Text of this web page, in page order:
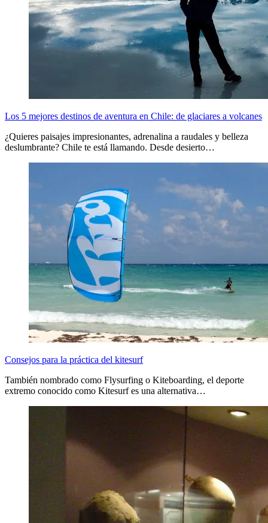
Los 5 mejores destinos de aventura en Chile: de glaciares a volcanes
¿Quieres paisajes impresionantes, adrenalina a raudales y belleza
deslumbrante? Chile te está llamando. Desde desierto…
Consejos para la práctica del kitesurf
También nombrado como Flysurfing o Kiteboarding, el deporte
extremo conocido como Kitesurf es una alternativa…